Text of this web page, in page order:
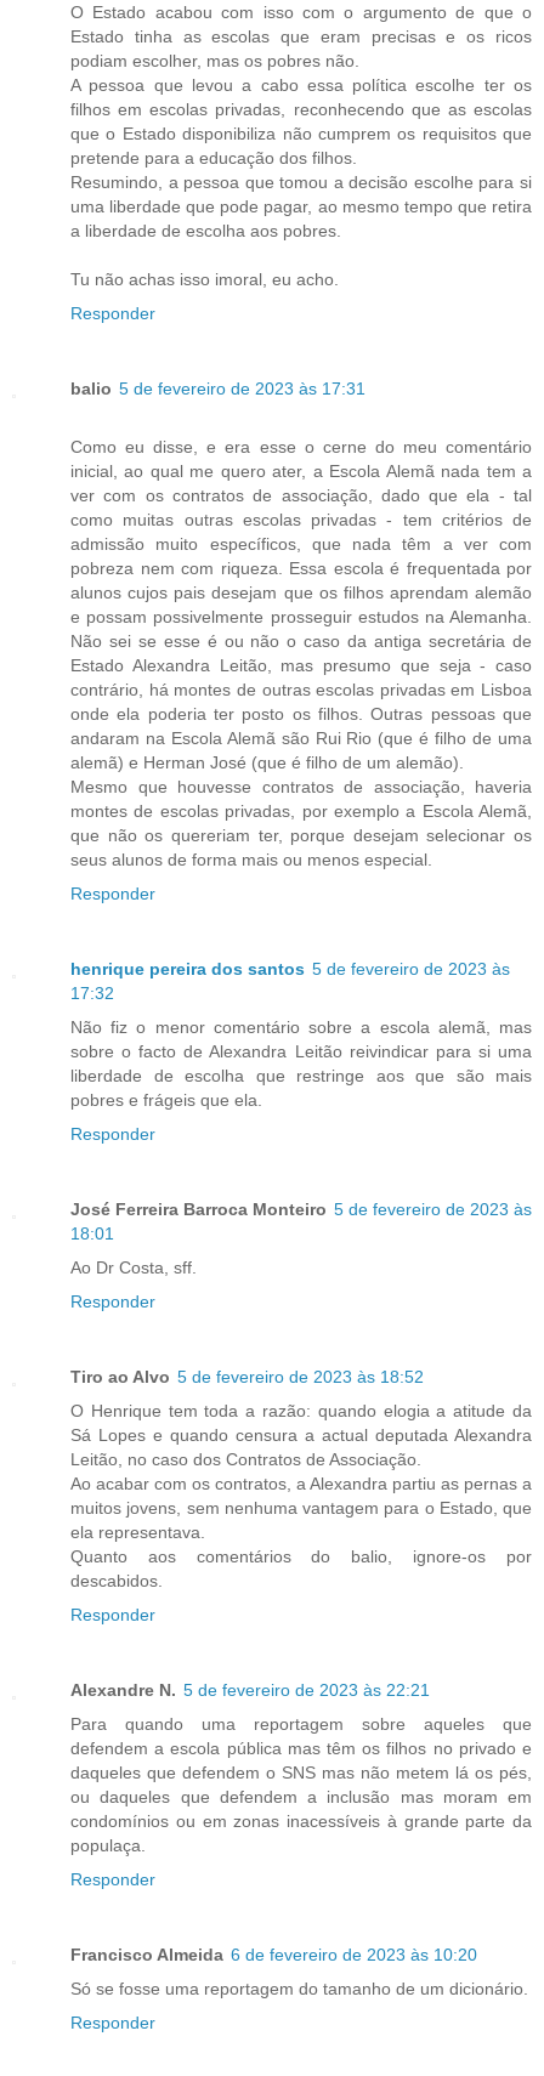
O Estado acabou com isso com o argumento de que o
Estado tinha as escolas que eram precisas e os ricos
podiam escolher, mas os pobres não.
A pessoa que levou a cabo essa política escolhe ter os
filhos em escolas privadas, reconhecendo que as escolas
que o Estado disponibiliza não cumprem os requisitos que
pretende para a educação dos filhos.
Resumindo, a pessoa que tomou a decisão escolhe para si
uma liberdade que pode pagar, ao mesmo tempo que retira
a liberdade de escolha aos pobres.
Tu não achas isso imoral, eu acho.
Responder
balio 5 de fevereiro de 2023 às 17:31
Como eu disse, e era esse o cerne do meu comentário
inicial, ao qual me quero ater, a Escola Alemã nada tem a
ver com os contratos de associação, dado que ela - tal
como muitas outras escolas privadas - tem critérios de
admissão muito específicos, que nada têm a ver com
pobreza nem com riqueza. Essa escola é frequentada por
alunos cujos pais desejam que os filhos aprendam alemão
e possam possivelmente prosseguir estudos na Alemanha.
Não sei se esse é ou não o caso da antiga secretária de
Estado Alexandra Leitão, mas presumo que seja - caso
contrário, há montes de outras escolas privadas em Lisboa
onde ela poderia ter posto os filhos. Outras pessoas que
andaram na Escola Alemã são Rui Rio (que é filho de uma
alemã) e Herman José (que é filho de um alemão).
Mesmo que houvesse contratos de associação, haveria
montes de escolas privadas, por exemplo a Escola Alemã,
que não os quereriam ter, porque desejam selecionar os
seus alunos de forma mais ou menos especial.
Responder
henrique pereira dos santos 5 de fevereiro de 2023 às
17:32
Não fiz o menor comentário sobre a escola alemã, mas
sobre o facto de Alexandra Leitão reivindicar para si uma
liberdade de escolha que restringe aos que são mais
pobres e frágeis que ela.
Responder
José Ferreira Barroca Monteiro 5 de fevereiro de 2023 às
18:01
Ao Dr Costa, sff.
Responder
Tiro ao Alvo 5 de fevereiro de 2023 às 18:52
O Henrique tem toda a razão: quando elogia a atitude da
Sá Lopes e quando censura a actual deputada Alexandra
Leitão, no caso dos Contratos de Associação.
Ao acabar com os contratos, a Alexandra partiu as pernas a
muitos jovens, sem nenhuma vantagem para o Estado, que
ela representava.
Quanto aos comentários do balio, ignore-os por
descabidos.
Responder
Alexandre N. 5 de fevereiro de 2023 às 22:21
Para quando uma reportagem sobre aqueles que
defendem a escola pública mas têm os filhos no privado e
daqueles que defendem o SNS mas não metem lá os pés,
ou daqueles que defendem a inclusão mas moram em
condomínios ou em zonas inacessíveis à grande parte da
populaça.
Responder
Francisco Almeida 6 de fevereiro de 2023 às 10:20
Só se fosse uma reportagem do tamanho de um dicionário.
Responder